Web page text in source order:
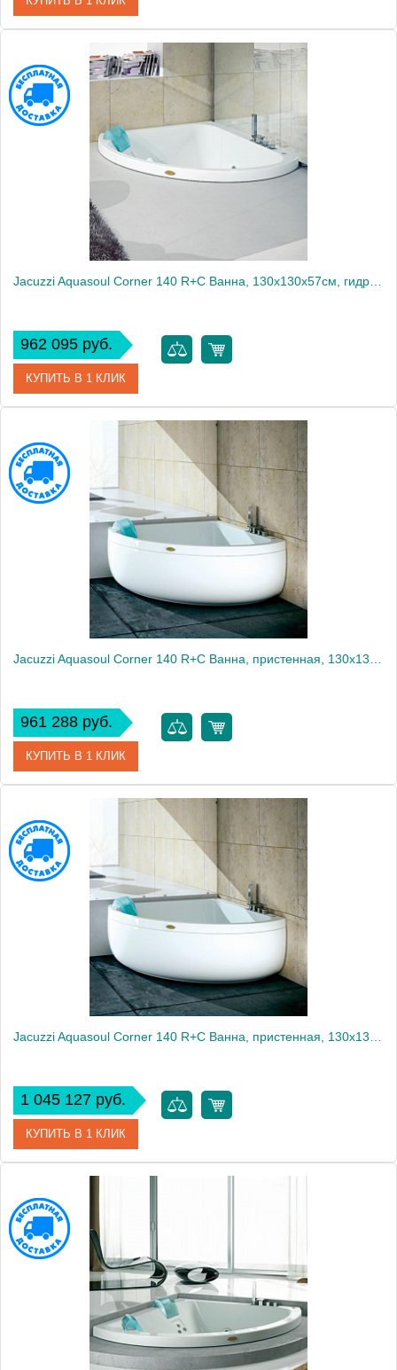
Артикул AQU-4001-0400
Производитель
962 095 руб.
КУПИТЬ В 1 КЛИК
Артикул AQU-4001-0700
Производитель
961 288 руб.
КУПИТЬ В 1 КЛИК
Артикул
Производитель
1 045 127 руб.
КУПИТЬ В 1 КЛИК
Артикул
Производитель